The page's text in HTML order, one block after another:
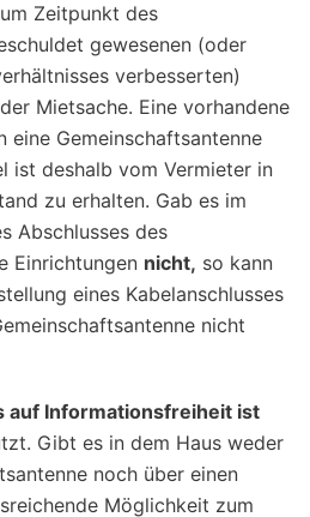
Zeitpunkt des
gewesenen (oder
verbesserten)
Mietsache. Eine vorhandene
eine Gemeinschaftsantenne
ist deshalb vom Vermieter in
zu erhalten. Gab es im
Abschlusses des
Einrichtungen nicht, so kann
eines Kabelanschlusses
nicht
auf Informationsfreiheit ist
Gibt es in dem Haus weder
noch über einen
Möglichkeit zum